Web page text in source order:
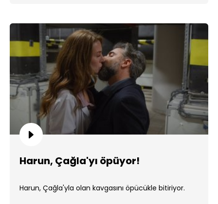
Harun, Çağla'yı öpüyor!
Harun, Çağla'yla olan kavgasını öpücükle bitiriyor.